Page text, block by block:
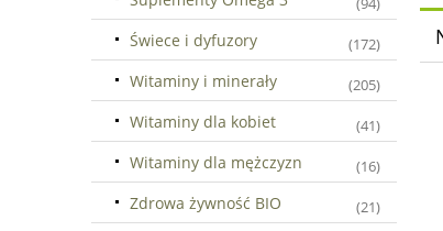
Świece i dyfuzory (172)
Witaminy i minerały (205)
Witaminy dla kobiet (41)
Witaminy dla mężczyzn (16)
Zdrowa żywność BIO (21)